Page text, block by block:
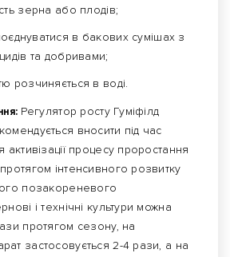
зерна або плодів;
в бакових сумішах з
та добривами;
розчиняється в воді.
Регулятор росту Гуміфілд
вносити під час
активізації процесу проростання
інтенсивного розвитку
позакореневого
і технічні культури можна
протягом сезону, на
застосовується 2-4 рази, а на